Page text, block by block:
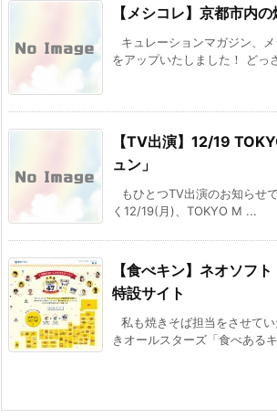
【メシコレ】京都市内
キュレーションマガジン、
をアップいたしました！ どっ
【TV出演】12/19
ュン」
もひとつTV出演のお知らせ
く12/19(月)、TOKYO M ...
【食べキン】ネオソフ
特設サイト
私も焼きそば担当をさせて
きオールスターズ「食べある